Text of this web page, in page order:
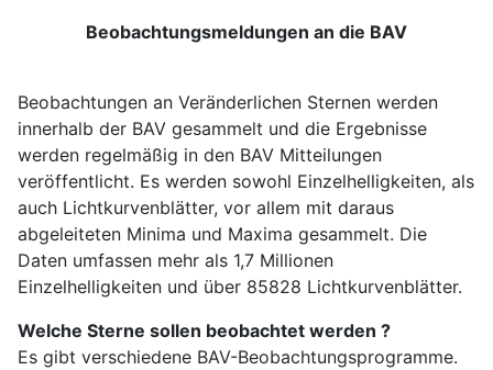
Beobachtungsmeldungen an die BAV
Beobachtungen an Veränderlichen Sternen werden
innerhalb der BAV gesammelt und die Ergebnisse
werden regelmäßig in den BAV Mitteilungen
veröffentlicht. Es werden sowohl Einzelhelligkeiten, als
auch Lichtkurvenblätter, vor allem mit daraus
abgeleiteten Minima und Maxima gesammelt. Die
Daten umfassen mehr als 1,7 Millionen
Einzelhelligkeiten und über 85828 Lichtkurvenblätter.
Welche Sterne sollen beobachtet werden ?
Es gibt verschiedene BAV-Beobachtungsprogramme.